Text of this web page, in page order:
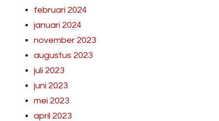
februari 2024
januari 2024
november 2023
augustus 2023
juli 2023
juni 2023
mei 2023
april 2023